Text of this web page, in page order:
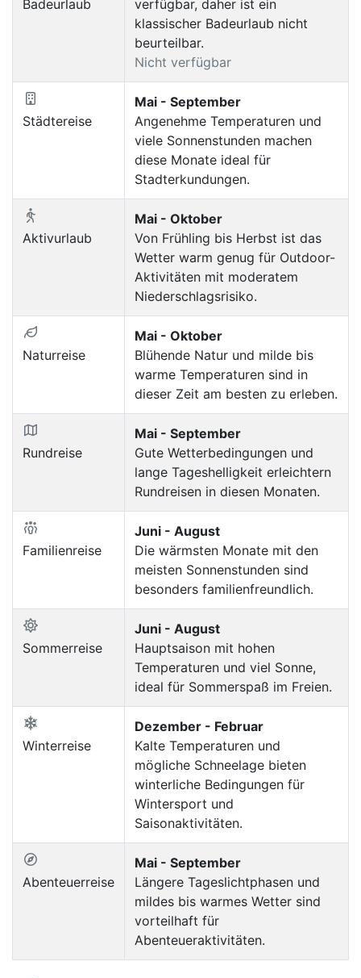
Badeurlaub
verfügbar, daher ist ein
klassischer Badeurlaub nicht
beurteilbar.
Nicht verfügbar
Städtereise
Mai - September
Angenehme Temperaturen und
viele Sonnenstunden machen
diese Monate ideal für
Stadterkundungen.
Aktivurlaub
Mai - Oktober
Von Frühling bis Herbst ist das
Wetter warm genug für Outdoor-
Aktivitäten mit moderatem
Niederschlagsrisiko.
Naturreise
Mai - Oktober
Blühende Natur und milde bis
warme Temperaturen sind in
dieser Zeit am besten zu erleben.
Rundreise
Mai - September
Gute Wetterbedingungen und
lange Tageshelligkeit erleichtern
Rundreisen in diesen Monaten.
Familienreise
Juni - August
Die wärmsten Monate mit den
meisten Sonnenstunden sind
besonders familienfreundlich.
Sommerreise
Juni - August
Hauptsaison mit hohen
Temperaturen und viel Sonne,
ideal für Sommerspaß im Freien.
Winterreise
Dezember - Februar
Kalte Temperaturen und
mögliche Schneelage bieten
winterliche Bedingungen für
Wintersport und
Saisonaktivitäten.
Abenteuerreise
Mai - September
Längere Tageslichtphasen und
mildes bis warmes Wetter sind
vorteilhaft für
Abenteueraktivitäten.